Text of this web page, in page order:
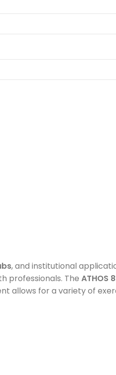
, and institutional
professionals. TheATHOS 8
allows for a variety of